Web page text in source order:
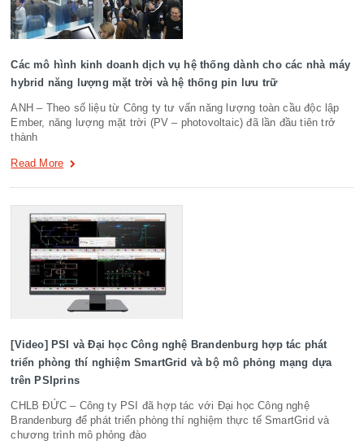
Các mô hình kinh doanh dịch vụ hệ thống dành cho các nhà máy
hybrid năng lượng mặt trời và hệ thống pin lưu trữ
ANH – Theo số liệu từ Công ty tư vấn năng lượng toàn cầu độc lập
Ember, năng lượng mặt trời (PV – photovoltaic) đã lần đầu tiên trở
thành
Read More
[Video] PSI và Đại học Công nghệ Brandenburg hợp tác phát
triển phòng thí nghiệm SmartGrid và bộ mô phỏng mạng dựa
trên PSIprins
CHLB ĐỨC – Công ty PSI đã hợp tác với Đại học Công nghệ
Brandenburg để phát triển phòng thí nghiệm thực tế SmartGrid và
chương trình mô phỏng đào